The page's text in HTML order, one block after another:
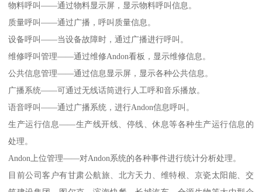
物料呼叫——通过物料显示屏，显示物料呼叫信息。
质量呼叫——通过广播，呼叫质量信息。
设备呼叫——当设备故障时，通过广播进行呼叫。
维修呼叫管理——通过维修Andon看板，显示维修信息。
公共信息管理——通过信息显示屏，显示各种公共信息。
广播系统——可通过无线话筒进行人工呼和音乐播放。
语音呼叫——通过广播系统，进行Andon信息呼叫。
生产运行信息——生产线开线、停线、休息等各种生产运行信息的
处理。
Andon上位管理——对Andon系统的各种事件进行统计分析处理。
目前公司客户有甘肃公航旅、北方天力、维特根、京瓷太阳能、交